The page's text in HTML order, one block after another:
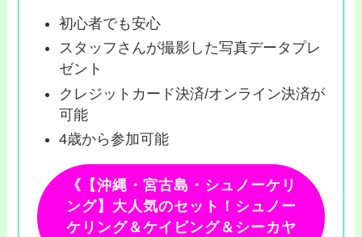
初心者でも安心
スタッフさんが撮影した写真データプレ
ゼント
クレジットカード決済/オンライン決済が
可能
4歳から参加可能
《【沖縄・宮古島・シュノーケリ
ング】大人気のセット！シュノー
ケリング＆ケイビング＆シーカヤ